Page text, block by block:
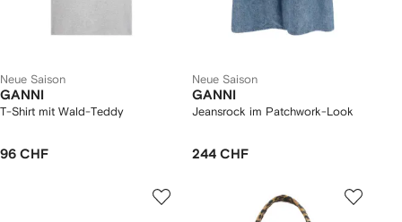
Neue Saison
GANNI
T-Shirt mit Wald-Teddy
96 CHF
Neue Saison
GANNI
Jeansrock im Patchwork-Look
244 CHF